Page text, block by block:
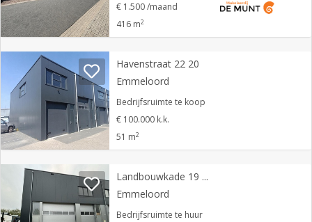
€ 1.500 /maand
416 m2
Havenstraat 22 20
Emmeloord
Bedrijfsruimte te koop
€ 100.000 k.k.
51 m2
Landbouwkade 19 05
Emmeloord
Bedrijfsruimte te huur